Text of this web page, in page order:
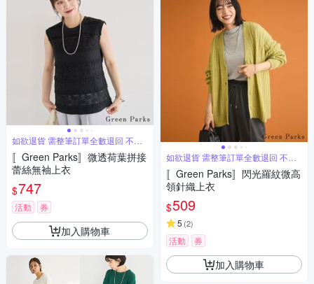
如欲退貨 需整筆訂單全數退回 不能
單退
〚Green Parks〛微透荷葉拼接
蕾絲無袖上衣
$747
活動 券
加入購物車
如欲退貨 需整筆訂單全數退回 不能
單退
〚Green Parks〛閃光羅紋微高
領針織上衣
$509
5 (2)
活動 券
加入購物車